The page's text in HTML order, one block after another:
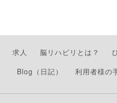
求人 脳リハビリとは？
Blog（日記）
利用者様の